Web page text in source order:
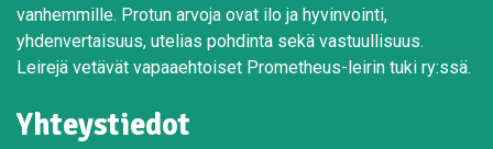
vanhemmille. Protun arvoja ovat ilo ja hyvinvointi,
yhdenvertaisuus, utelias pohdinta sekä vastuullisuus.
Leirejä vetävät vapaaehtoiset Prometheus-leirin tuki ry:ssä.
Yhteystiedot